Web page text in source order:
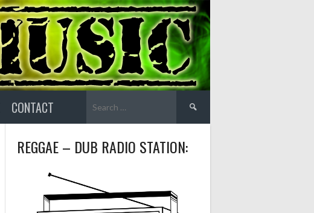
CONTACT
for:
REGGAE – DUB RADIO STATION: